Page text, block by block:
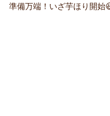
準備万端！いざ芋ほり開始